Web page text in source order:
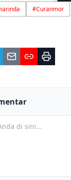
#Curanmor